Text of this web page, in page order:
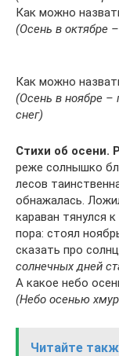
Как можно
(Осень в октябре
Как можно
(Осень в ноябре –
снег)
Стихи об осени.
реже солнышко
лесов
обнажалась.
караван тянулся
пора: стоял
сказать про
солнечных дней
А какое небо
(Небо осенью
Читайте